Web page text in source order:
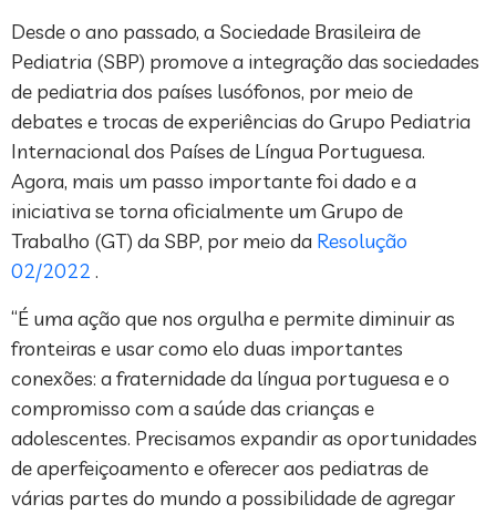
Desde o ano passado, a Sociedade Brasileira de
Pediatria (SBP) promove a integração das sociedades
de pediatria dos países lusófonos, por meio de
debates e trocas de experiências do Grupo Pediatria
Internacional dos Países de Língua Portuguesa.
Agora, mais um passo importante foi dado e a
iniciativa se torna oficialmente um Grupo de
Trabalho (GT) da SBP, por meio da Resolução
02/2022 .
“É uma ação que nos orgulha e permite diminuir as
fronteiras e usar como elo duas importantes
conexões: a fraternidade da língua portuguesa e o
compromisso com a saúde das crianças e
adolescentes. Precisamos expandir as oportunidades
de aperfeiçoamento e oferecer aos pediatras de
várias partes do mundo a possibilidade de agregar